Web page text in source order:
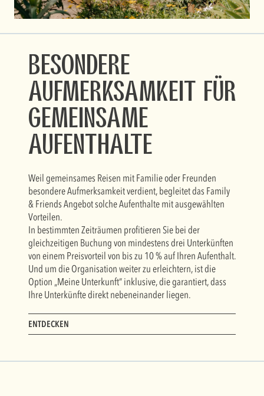
Besondere
Aufmerksamkeit für
gemeinsame
Aufenthalte
Weil gemeinsames Reisen mit Familie oder Freunden
besondere Aufmerksamkeit verdient, begleitet das Family
& Friends Angebot solche Aufenthalte mit ausgewählten
Vorteilen.
In bestimmten Zeiträumen profitieren Sie bei der
gleichzeitigen Buchung von mindestens drei Unterkünften
von einem Preisvorteil von bis zu 10 % auf Ihren Aufenthalt.
Und um die Organisation weiter zu erleichtern, ist die
Option „Meine Unterkunft“ inklusive, die garantiert, dass
Ihre Unterkünfte direkt nebeneinander liegen.
ENTDECKEN